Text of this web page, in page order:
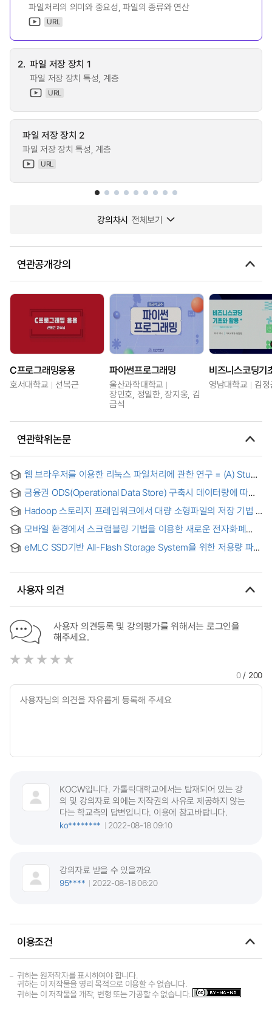
파일처리의 의미와 중요성, 파일의 종류와 연산
URL
2. 파일 저장 장치 1
파일 저장 장치 특성, 계층
URL
파일 저장 장치 2
파일 저장 장치 특성, 계층
URL
강의차시 전체보기
연관공개강의
C프로그래밍응용
호서대학교 선복근
파이썬프로그래밍
울산과학대학교
장민호, 정일한, 장지웅, 김
금석
비즈니스코딩기
영남대학교 김
연관학위논문
웹 브라우저를 이용한 리눅스 파일처리에 관한 연구 = (A) Study
금융권 ODS(Operational Data Store) 구축시 데이터량에 따른
Hadoop 스토리지 프레임워크에서 대량 소형파일의 저장 기법
모바일 환경에서 스크램블링 기법을 이용한 새로운 전자화폐
scrambling technical in mobile environment
eMLC SSD기반 All-Flash Storage System을 위한 저용량 파일
사용자 의견
사용자 의견등록 및 강의평가를 위해서는 로그인을
해주세요.
0/ 200
KOCW입니다. 가톨릭대학교에서는 탑재되어 있는 강
의 및 강의자료 외에는 저작권의 사유로 제공하지 않는
다는 학교측의 답변입니다. 이용에 참고바랍니다.
ko********
2022-08-18 09:10
강의자료 받을 수 있을까요
95****
2022-08-18 06:20
이용조건
귀하는 원저작자를 표시하여야 합니다.
귀하는 이 저작물을 영리 목적으로 이용할 수 없습니다.
귀하는 이 저작물을 개작, 변형 또는 가공할 수 없습니다.